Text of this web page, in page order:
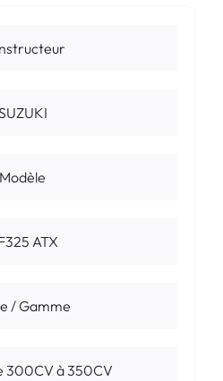
Modèle
ATX
/ Gamme
300CV à 350CV